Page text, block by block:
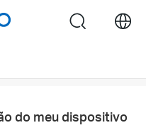
search
do meu dispositivo